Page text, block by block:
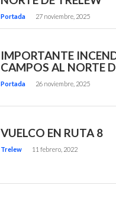
Portada 27 noviembre, 2025
IMPORTANTE
CAMPOS AL NORTE
Portada 26 noviembre, 2025
VUELCO EN RUTA 8
Trelew 11 febrero, 2022